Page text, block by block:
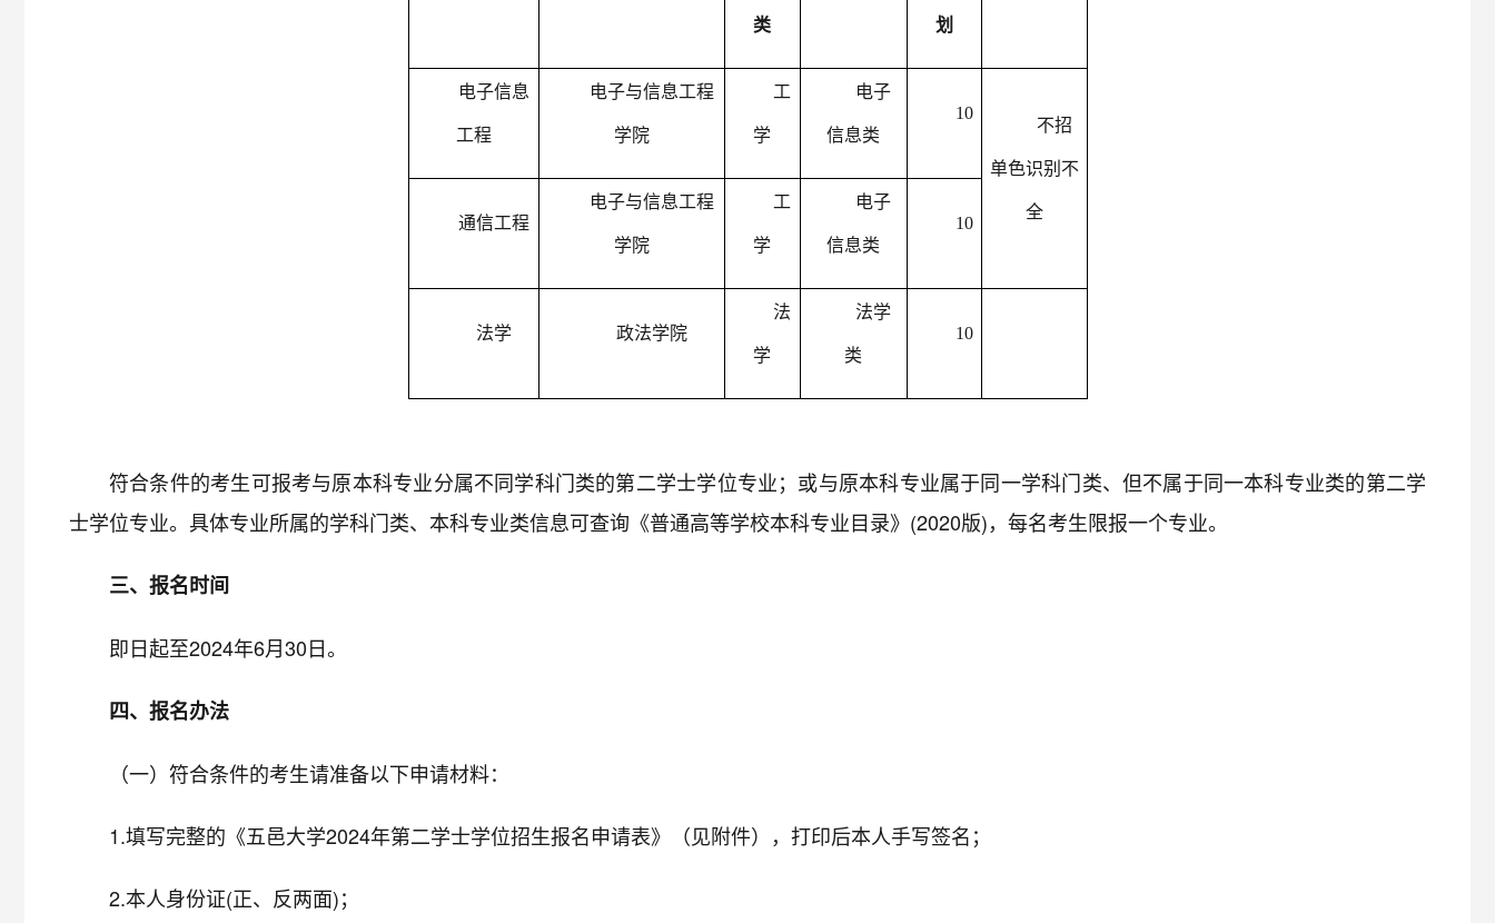
类 划
电子信息
工程
电子与信息工程
学院
工
学
电子
信息类
10
不招
单色识别不
全
通信工程
电子与信息工程
学院
工
学
电子
信息类
10
法学 政法学院
法
学
法学
类
10
符合条件的考生可报考与原本科专业分属不同学科门类的第二学士学位专业；或与原本科专业属于同一学科门类、但不属于同一本科专业类的第二学
士学位专业。具体专业所属的学科门类、本科专业类信息可查询《普通高等学校本科专业目录》(2020版)，每名考生限报一个专业。
三、报名时间
即日起至2024年6月30日。
四、报名办法
（一）符合条件的考生请准备以下申请材料：
1.填写完整的《五邑大学2024年第二学士学位招生报名申请表》（见附件），打印后本人手写签名；
2.本人身份证(正、反两面)；